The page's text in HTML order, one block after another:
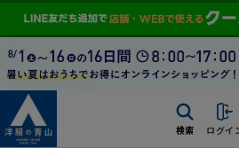
検索 ログイ